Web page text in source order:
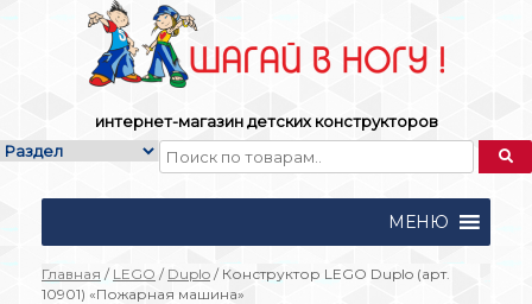
интернет-магазин детских конструкторов
МЕНЮ
Главная / LEGO / Duplo / Конструктор LEGO Duplo (арт.
10901) «Пожарная машина»